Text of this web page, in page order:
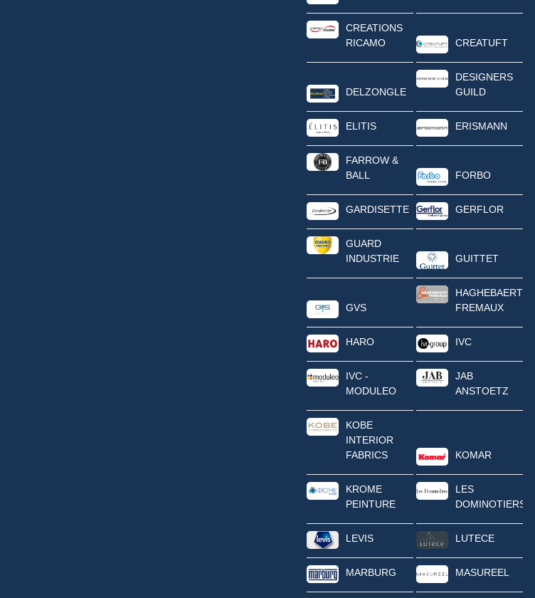
CREATIONS
RICAMO
CREATUFT
DELZONGLE
DESIGNERS
GUILD
ELITIS ERISMANN
FARROW &
BALL
FORBO
GARDISETTE GERFLOR
GUARD
INDUSTRIE
GUITTET
GVS
HAGHEBAERT
FREMAUX
HARO IVC
IVC -
MODULEO
JAB
ANSTOETZ
KOBE
INTERIOR
FABRICS
KOMAR
KROME
PEINTURE
LES
DOMINOTIERS
LEVIS LUTECE
MARBURG MASUREEL